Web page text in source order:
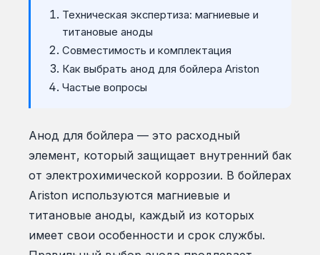
Техническая экспертиза: магниевые и
титановые аноды
Совместимость и комплектация
Как выбрать анод для бойлера Ariston
Частые вопросы
Анод для бойлера — это расходный
элемент, который защищает внутренний бак
от электрохимической коррозии. В бойлерах
Ariston используются магниевые и
титановые аноды, каждый из которых
имеет свои особенности и срок службы.